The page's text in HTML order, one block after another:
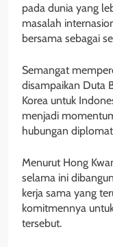
pada dunia yang
masalah
bersama sebagai
Semangat
disampaikan Duta
Korea untuk
menjadi
hubungan
Menurut Hong
selama ini
kerja sama yang
komitmennya
tersebut.